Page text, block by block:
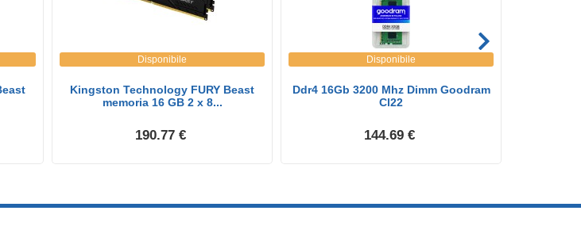
Disponibile
Kingston Technology FURY Beast
memoria 16 GB 2 x 8...
190.77 €
Disponibile
Ddr4 16Gb 3200 Mhz Dimm Goodram
Cl22
144.69 €